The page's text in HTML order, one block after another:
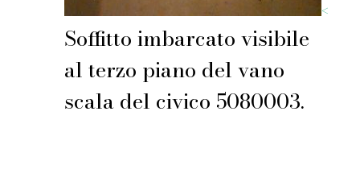
<
Soffitto imbarcato visibile
al terzo piano del vano
scala del civico 5080003.